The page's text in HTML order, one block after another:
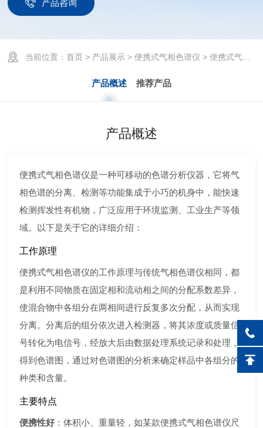
分在两相间进行反复多次分配，从而实现分离。分离后的组分依次进
系统记录和处理，得到色谱图，通过对色谱图的分析来确定样品中各
组分的种类和含量。主要特点便携性好：体积小、重量轻，如某款便
动，可满足现场检测的需求。
产品咨询
当前位置：首页 > 产品展示 >便携式气相色谱仪 > 便携式气相色谱仪
产品概述 推荐产品
产品概述
便携式气相色谱仪是一种可移动的色谱分析仪器，它将气
相色谱的分离、检测等功能集成于小巧的机身中，能快速
检测挥发性有机物，广泛应用于环境监测、工业生产等领
域。以下是关于它的详细介绍：
工作原理
便携式气相色谱仪的工作原理与传统气相色谱仪相同，都
是利用不同物质在固定相和流动相之间的分配系数差异，
使混合物中各组分在两相间进行反复多次分配，从而实现
分离。分离后的组分依次进入检测器，将其浓度或质量信
号转化为电信号，经放大后由数据处理系统记录和处理，
得到色谱图，通过对色谱图的分析来确定样品中各组分的
种类和含量。
主要特点
便携性好：体积小、重量轻，如某款便携式气相色谱仪尺